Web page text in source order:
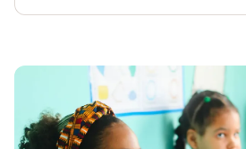
Galeria de imagem